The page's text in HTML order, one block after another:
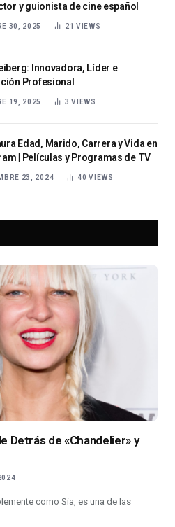
y guionista de cine español
30, 2025 21VIEWS
Innovadora, Líder e
Profesional
19, 2025 3VIEWS
Edad, Marido, Carrera y Vida en
| Películas y Programas de TV
23, 2024 40VIEWS
Detrás de «Chandelier» y
como Sia, es una de las